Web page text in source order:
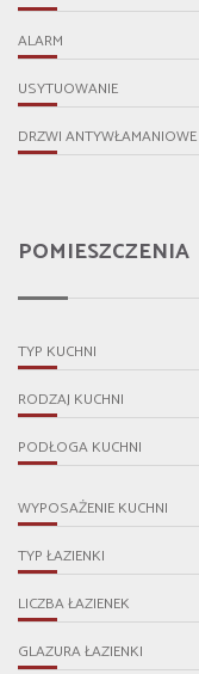
ALARM
USYTUOWANIE
DRZWI ANTYWŁAMANIOWE
POMIESZCZENIA
TYP KUCHNI
RODZAJ KUCHNI
PODŁOGA KUCHNI
WYPOSAŻENIE KUCHNI
TYP ŁAZIENKI
LICZBA ŁAZIENEK
GLAZURA ŁAZIENKI